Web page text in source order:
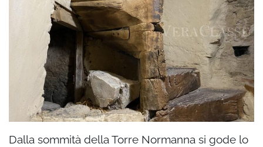
Dalla sommità della Torre Normanna si gode lo